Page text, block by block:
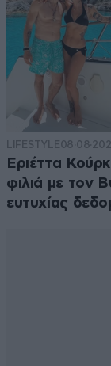
LIFESTYLE
Εριέττα
φιλιά με τον
ευτυχίας